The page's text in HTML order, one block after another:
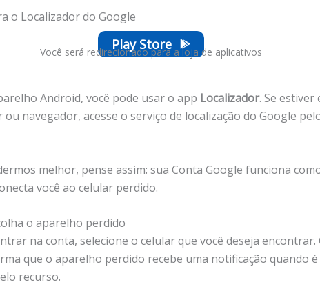
o Localizador do Google
Play Store
Você será redirecionado para a loja de aplicativos
Android, você pode usar o app Localizador. Se estiver
navegador, acesse o serviço de localização do Google
melhor, pense assim: sua Conta Google funciona
você ao celular perdido.
o aparelho perdido
na conta, selecione o celular que você deseja encontrar.
que o aparelho perdido recebe uma notificação quando é
recurso.